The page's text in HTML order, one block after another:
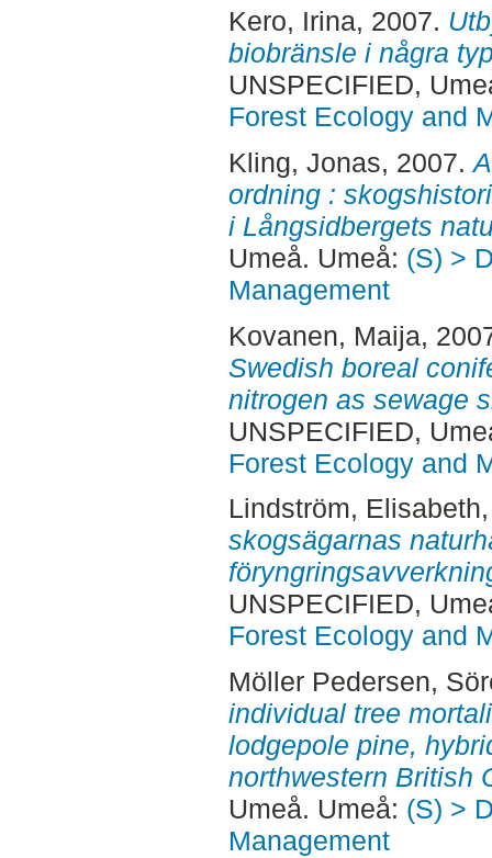
Kero, Irina, 2007.
biobränsle i några
UNSPECIFIED,
Forest Ecology and
Kling, Jonas, 2007.
ordning :
i Långsidbergets
Umeå. Umeå: (S) >
Management
Kovanen, Maija,
Swedish boreal
nitrogen as sewage
UNSPECIFIED,
Forest Ecology and
Lindström, Elisabeth
skogsägarnas
UNSPECIFIED,
Forest Ecology and
Möller Pedersen,
individual tree
lodgepole pine,
northwestern British
Umeå. Umeå: (S) >
Management